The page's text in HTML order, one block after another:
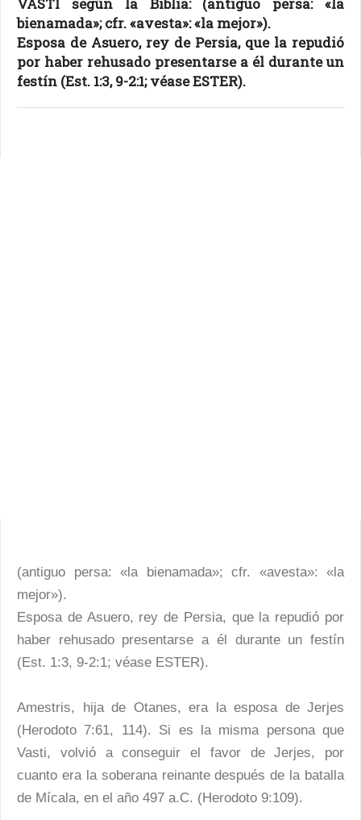
bienamada»; cfr. «avesta»: «la mejor»).
Esposa de Asuero, rey de Persia, que la repudió
por haber rehusado presentarse a él durante un
festín (Est. 1:3, 9-2:1; véase ESTER).
(antiguo persa: «la bienamada»; cfr. «avesta»: «la
mejor»).
Esposa de Asuero, rey de Persia, que la repudió por
haber rehusado presentarse a él durante un festín
(Est. 1:3, 9-2:1; véase ESTER).
Amestris, hija de Otanes, era la esposa de Jerjes
(Herodoto 7:61, 114). Si es la misma persona que
Vasti, volvió a conseguir el favor de Jerjes, por
cuanto era la soberana reinante después de la batalla
de Mícala, en el año 497 a.C. (Herodoto 9:109).